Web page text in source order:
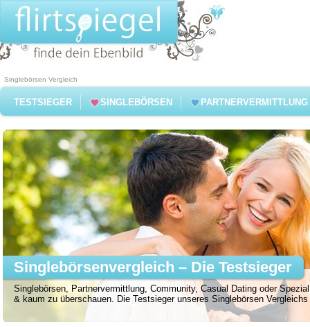
Singlebörsen Vergleich
TESTSIEGER SINGLEBÖRSEN PARTNERVERMITTLUNG
Singlebörsen, Partnervermittlung, Community, Casual Dating oder
& kaum zu überschauen. Die Testsieger unseres Singlebörsen
Singlebörsenvergleich – Die Testsieger